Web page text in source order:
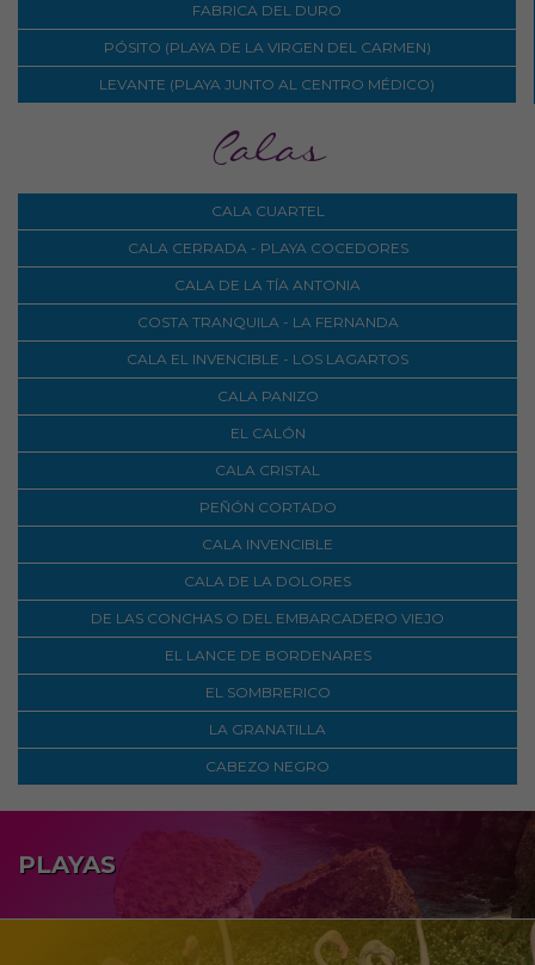
FABRICA DEL DURO
PÓSITO (PLAYA DE LA VIRGEN DEL CARMEN)
LEVANTE (PLAYA JUNTO AL CENTRO MÉDICO)
Calas
CALA CUARTEL
CALA CERRADA - PLAYA COCEDORES
CALA DE LA TÍA ANTONIA
COSTA TRANQUILA - LA FERNANDA
CALA EL INVENCIBLE - LOS LAGARTOS
CALA PANIZO
EL CALÓN
CALA CRISTAL
PEÑÓN CORTADO
CALA INVENCIBLE
CALA DE LA DOLORES
DE LAS CONCHAS O DEL EMBARCADERO VIEJO
EL LANCE DE BORDENARES
EL SOMBRERICO
LA GRANATILLA
CABEZO NEGRO
PLAYAS